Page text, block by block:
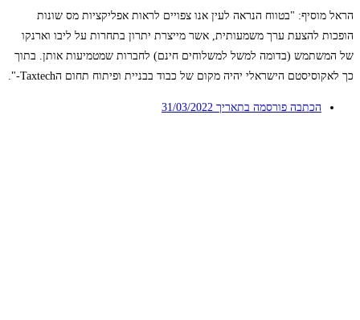
הראל מוסיף: "בטווח הנראה לעין אנו צפויים לראות אפליקציות מס שונות
הופכות להצעת ערך משמעותית, אשר מייצרת יתרון בתחרות על ליבו וארנקו
של המשתמש (בדומה למשל למשלוחים חינם) לחברות שמטמיעות אותן. בתוך
כך לאקוסיסטם הישראלי יהיה מקום של כבוד בבניית ופיתוח תחום הTaxtech-".
הכתבה פורסמה בתאריך 31/03/2022